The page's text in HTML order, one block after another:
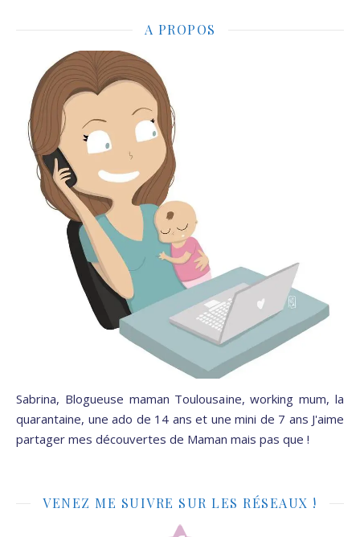
A PROPOS
Sabrina, Blogueuse maman Toulousaine, working mum, la
quarantaine, une ado de 14 ans et une mini de 7 ans J'aime
partager mes découvertes de Maman mais pas que !
VENEZ ME SUIVRE SUR LES RÉSEAUX !